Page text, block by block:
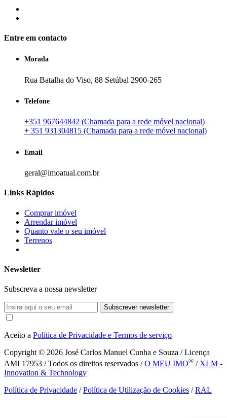
Entre em contacto
Morada
Rua Batalha do Viso, 88 Setúbal 2900-265
Telefone
+351 967644842 (Chamada para a rede móvel nacional)
+ 351 931304815 (Chamada para a rede móvel nacional)
Email
geral@imoatual.com.br
Links Rápidos
Comprar imóvel
Arrendar imóvel
Quanto vale o seu imóvel
Terrenos
Newsletter
Subscreva a nossa newsletter
Subscrever newsletter
Aceito a Política de Privacidade e Termos de serviço
Copyright © 2026 José Carlos Manuel Cunha e Souza / Licença
AMI 17953 / Todos os direitos reservados /O MEU IMO® /XLM -
Innovation & Technology
Política de Privacidade /Política de Utilização de Cookies /RAL